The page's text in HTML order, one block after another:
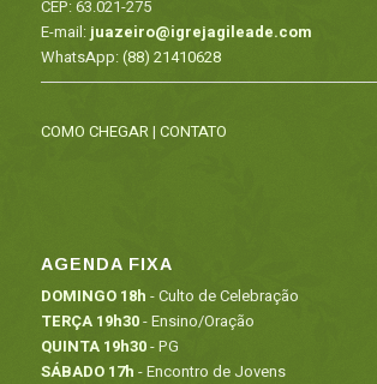
CEP: 63.021-275
E-mail: juazeiro@igrejagileade.com
WhatsApp:(88) 21410628
COMO CHEGAR| CONTATO
AGENDA FIXA
DOMINGO 18h - Culto de Celebração
TERÇA 19h30- Ensino/Oração
QUINTA 19h30- PG
SÁBADO 17h - Encontro de Jovens